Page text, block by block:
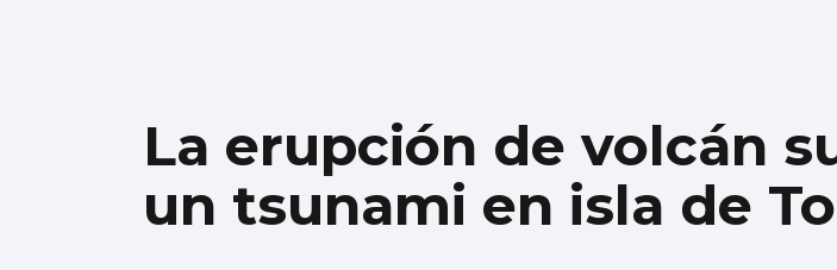
La erupción de volcán
un tsunami en isla de